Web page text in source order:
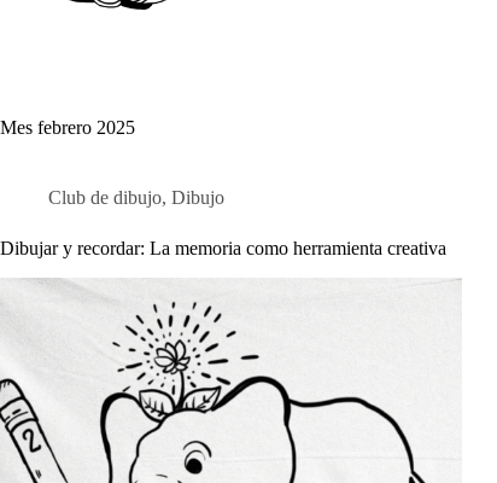
Mes febrero 2025
Club de dibujo, Dibujo
Dibujar y recordar: La memoria como herramienta creativa